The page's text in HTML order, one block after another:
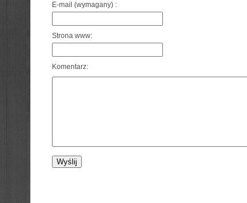
E-mail (wymagany) :
Strona www:
Komentarz: